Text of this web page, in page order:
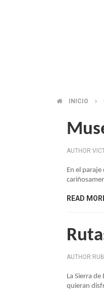
LA
INICIO
AUTHOR:
En el
READ
AUTHOR:
La Sierra
quieran